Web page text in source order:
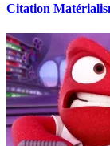
Citation